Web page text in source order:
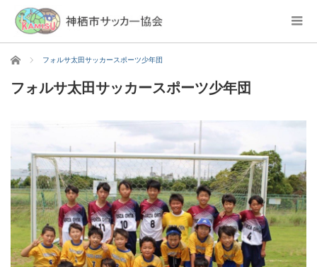
ホーム フォルサ太田サッカースポーツ少年団
フォルサ太田サッカースポーツ少年団